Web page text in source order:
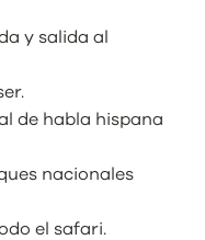
y salida al
de habla hispana
nacionales
el safari.